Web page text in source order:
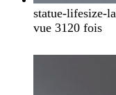
statue-lifesize-
vue 3120 fois